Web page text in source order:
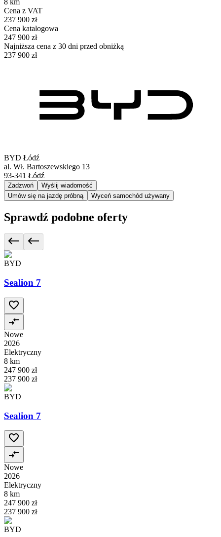
8 km
Cena z VAT
237 900 zł
Cena katalogowa
247 900 zł
Najniższa cena z 30 dni przed obniżką
237 900 zł
BYD Łódź
al. Wł. Bartoszewskiego 13
93-341 Łódź
Zadzwoń
Wyślij wiadomość
Umów się na jazdę próbną
Wyceń samochód używany
Sprawdź podobne oferty
BYD
Sealion 7
Nowe
2026
Elektryczny
8 km
247 900 zł
237 900 zł
BYD
Sealion 7
Nowe
2026
Elektryczny
8 km
247 900 zł
237 900 zł
BYD